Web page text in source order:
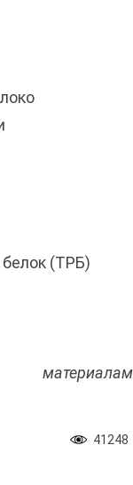
(ТРБ)
41248